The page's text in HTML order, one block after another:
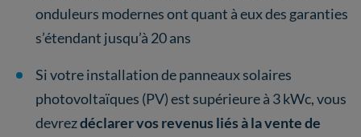
onduleurs modernes ont quant à eux des garanties
s’étendant jusqu’à 20 ans
Si votre installation de panneaux solaires
photovoltaïques (PV) est supérieure à 3 kWc, vous
devrezdéclarer vos revenus liés à la vente de